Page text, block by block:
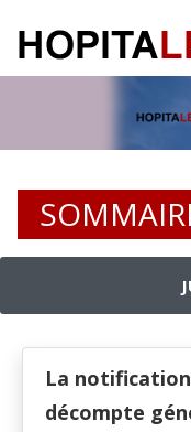
La
décompte